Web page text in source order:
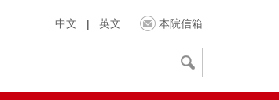
中文 | 英文 本院信箱